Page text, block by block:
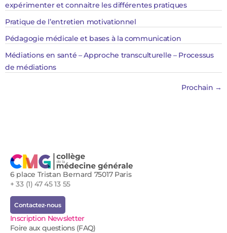
expérimenter et connaitre les différentes pratiques
Pratique de l’entretien motivationnel
Pédagogie médicale et bases à la communication
Médiations en santé – Approche transculturelle – Processus
de médiations​
Prochain →
6 place Tristan Bernard 75017 Paris
+ 33 (1) 47 45 13 55
Contactez-nous
Inscription Newsletter
Foire aux questions (FAQ)